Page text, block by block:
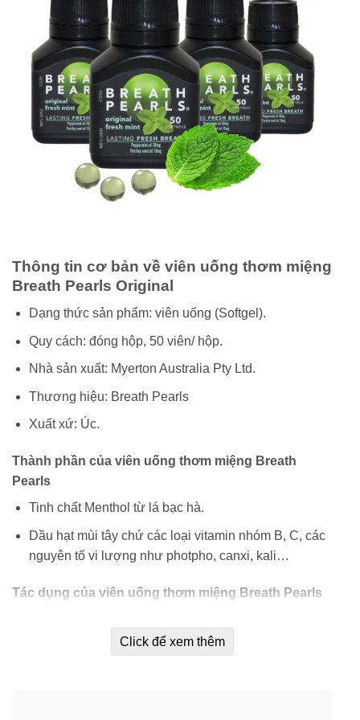
Thông tin cơ bản về viên uống thơm miệng
Breath Pearls Original
Dạng thức sản phẩm: viên uống (Softgel).
Quy cách: đóng hộp, 50 viên/ hộp.
Nhà sản xuất: Myerton Australia Pty Ltd.
Thương hiệu: Breath Pearls
Xuất xứ: Úc.
Thành phần của viên uống thơm miệng Breath
Pearls
Tinh chất Menthol từ lá bạc hà.
Dầu hạt mùi tây chứ các loại vitamin nhóm B, C, các
nguyên tố vi lượng như photpho, canxi, kali…
Tác dụng của viên uống thơm miệng Breath Pearls
hôi xuất phát từ các bệnh đường tiêu hóa, viêm
Click để xem thêm